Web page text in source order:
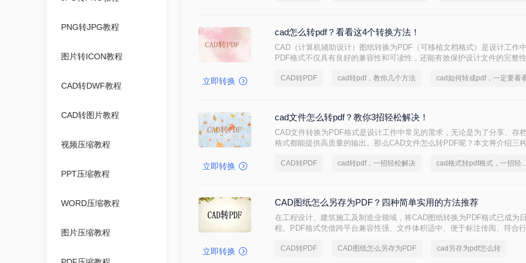
PNG转JPG教程
图片转ICON教程
CAD转DWF教程
CAD转图片教程
视频压缩教程
PPT压缩教程
WORD压缩教程
图片压缩教程
立即转换
cad怎么转pdf？看看这4个转换方法！
CAD（计算机辅助设计）图纸转换为PDF（可移植文档格式）是设计工作
PDF格式不仅具有良好的兼容性和可读性，还能有效保护设计文件的完整
CAD转PDF cad转pdf，教你几个方法 cad如何转成pdf，一定要看
立即转换
cad文件怎么转pdf？教你3招轻松解决！
CAD文件转换为PDF格式是设计工作中常见的需求，无论是为了分享、存
格式都能提供高质量的输出。那么CAD文件怎么转PDF呢？本文将介绍三
CAD转PDF cad转pdf，一招轻松解决 cad格式转pdf格
立即转换
CAD图纸怎么另存为PDF？四种简单实用的方法推荐
在工程设计、建筑施工及制造业领域，将CAD图纸转换为PDF格式已成为
程。PDF格式凭借跨平台兼容性强、文件体积适中、便于标注传阅、符合
CAD转PDF CAD图纸怎么另存为PDF cad另存为pdf怎么转